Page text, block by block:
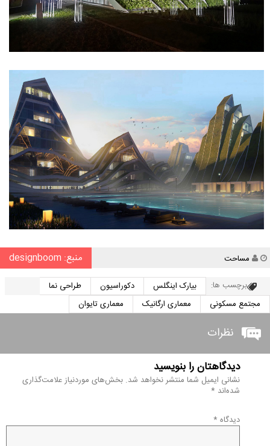
نویسنده
مساحت منبع: designboom
برچسب ها: بیارک اینگلس دکوراسیون
طراحی نما
مجتمع مسکونی
معماری ارگانیک معماری تایوان
نظرات
دیدگاهتان را بنویسید
نشانی ایمیل شما منتشر نخواهد شد. بخش‌های موردنیاز علامت‌گذاری
شده‌اند *
دیدگاه *